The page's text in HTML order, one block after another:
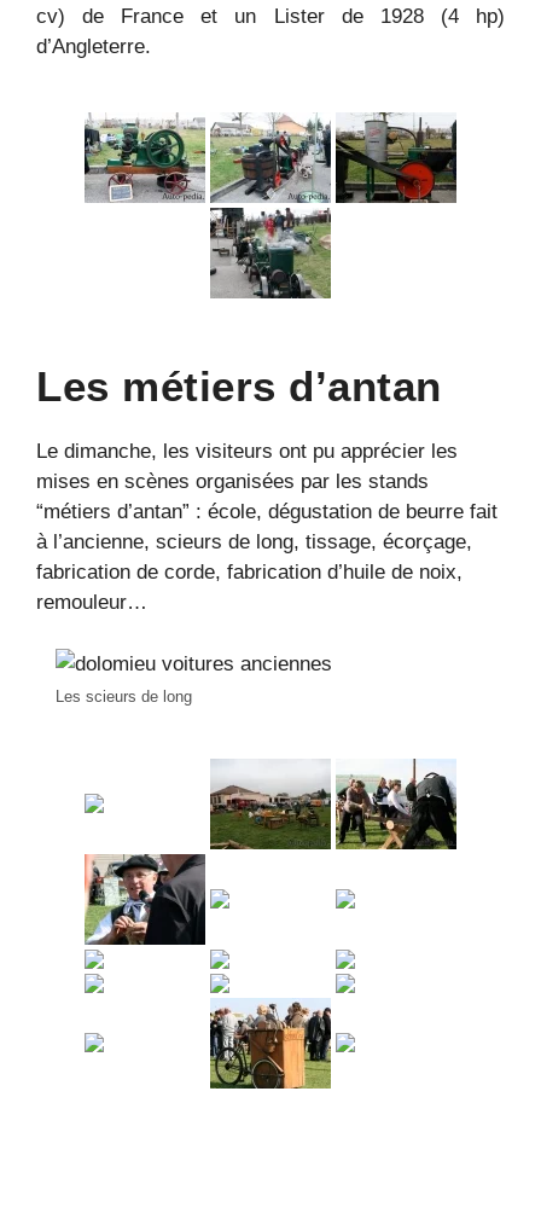
cv) de France et un Lister de 1928 (4 hp)
d’Angleterre.
Les métiers d’antan
Le dimanche, les visiteurs ont pu apprécier les
mises en scènes organisées par les stands
“métiers d’antan” : école, dégustation de beurre fait
à l’ancienne, scieurs de long, tissage, écorçage,
fabrication de corde, fabrication d’huile de noix,
remouleur…
Les scieurs de long